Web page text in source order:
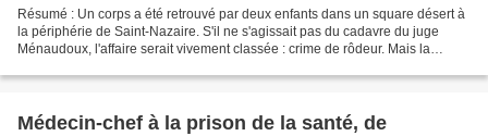
Résumé : Un corps a été retrouvé par deux enfants dans un square désert à
la périphérie de Saint-Nazaire. S'il ne s'agissait pas du cadavre du juge
Ménaudoux, l'affaire serait vivement classée : crime de rôdeur. Mais la
Médecin-chef à la prison de la santé, de